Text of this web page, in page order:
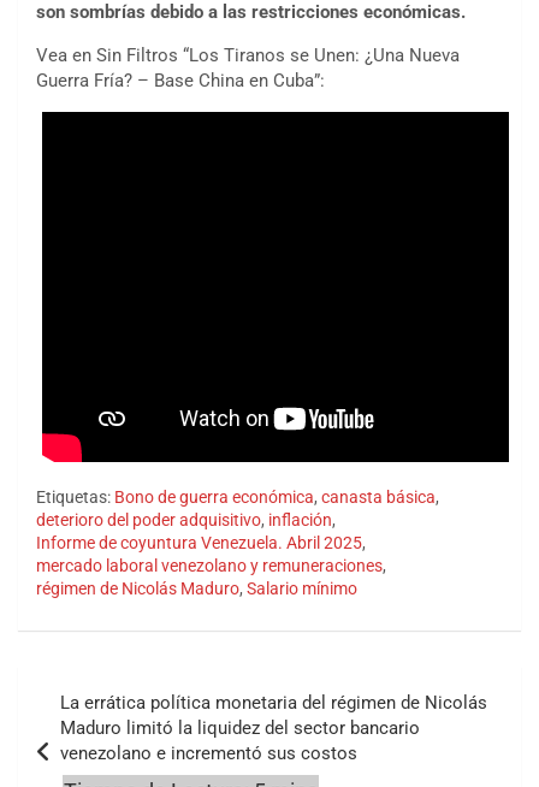
son sombrías debido a las restricciones económicas.
Vea en Sin Filtros “Los Tiranos se Unen: ¿Una Nueva
Guerra Fría? – Base China en Cuba”:
Etiquetas: Bono de guerra económica, canasta básica,
deterioro del poder adquisitivo, inflación,
Informe de coyuntura Venezuela. Abril 2025,
mercado laboral venezolano y remuneraciones,
régimen de Nicolás Maduro, Salario mínimo
entradas
La errática política monetaria del régimen de Nicolás
Maduro limitó la liquidez del sector bancario
venezolano e incrementó sus costos